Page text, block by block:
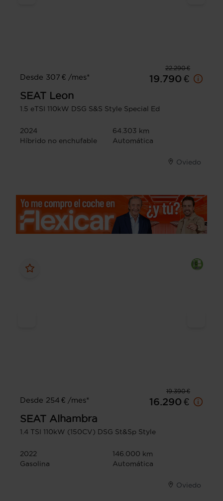
22.290 €
Desde 307 € /mes*
19.790 €
SEAT Leon
1.5 eTSI 110kW DSG S&S Style Special Ed
2024
64.303 km
Híbrido no enchufable
Automática
Oviedo
19.390 €
Desde 254 € /mes*
16.290 €
SEAT Alhambra
1.4 TSI 110kW (150CV) DSG St&Sp Style
2022
146.000 km
Gasolina
Automática
Oviedo